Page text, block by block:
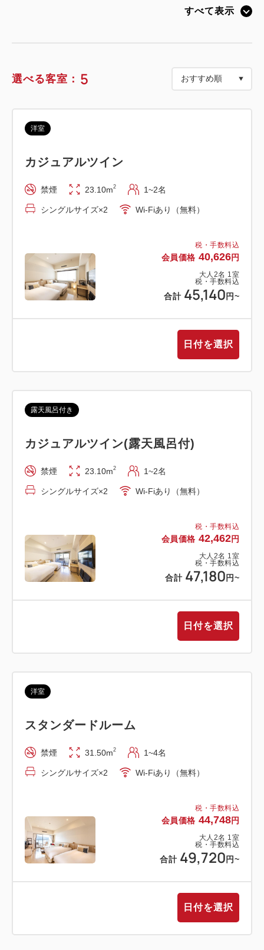
は感性を解きほぐす穏やかなひとときをお過ごしいた
2026年6月17日（水）～2027年4月7日（水）は、モ
ネ没後100年・開館25周年記念「あたらしい目―モネ
本プランは、企画展をお楽しみいただけるポーラ美術
グ（1名につき1枚）が含まれております。
◆プラン特典◆ ポーラ美術館ロゴ クロード・モネ
ポーラ美術館ロゴとクロード・モネ《睡蓮》の絵画作
品をデザインしたオリジナルトート。
表裏に絵画作品が、優しい色合いでプリントされてい
◆プラン特典◆ ポーラ美術館 入館券について
・チェックイン時にお一人さま1枚お渡しいたします
※チェックイン前のお渡しも可能です（フロントにて
お手続きください）
・お子さま料金（3歳～小学生）の設定はございませ
・当館より美術館までの送迎はございません
※ポーラ美術館では、中学生以下の入館料が無料で
本プランにはご宿泊人数分の前売券が含まれておりま
すため、中学生以下のお子様連れでご利用のお客さま
お願い申し上げます。
ビュッフェスタイルでありながらも、創意あふれる料
理が楽しめます。
仕様の「はなをりオリジナルベッド」をご準備してい
ます。是非寝心地をご体感ください。
※大人の方は、別途入湯税150円／泊かかります。
駐車場は約100台ございます（予約不要/先着順）
すべて表示
選べる客室： 5
税・手数料込
会員価格 40,626円
大人 2名 1 室
税・手数料込
合計 45,140 円~
洋室
カジュアルツイン
禁煙 23.10m2 1~2名
シングルサイズ×2 Wi-Fiあり（無料）
日付を選択
税・手数料込
会員価格 42,462円
大人 2名 1 室
税・手数料込
合計 47,180 円~
露天風呂付き
カジュアルツイン(露天風呂付)
禁煙 23.10m2 1~2名
シングルサイズ×2 Wi-Fiあり（無料）
日付を選択
税・手数料込
会員価格 44,748円
大人 2名 1 室
税・手数料込
合計 49,720 円~
洋室
スタンダードルーム
禁煙 31.50m2 1~4名
シングルサイズ×2 Wi-Fiあり（無料）
日付を選択